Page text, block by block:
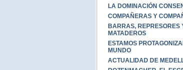
LA DOMINACIÓN
COMPAÑERAS Y
BARRAS, REPRESORES
MATADEROS
ESTAMOS
MUNDO
ACTUALIDAD DE